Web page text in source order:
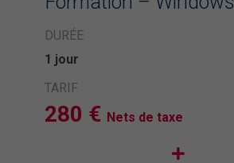
DURÉE
1 jour
TARIF
280 € Nets de taxe